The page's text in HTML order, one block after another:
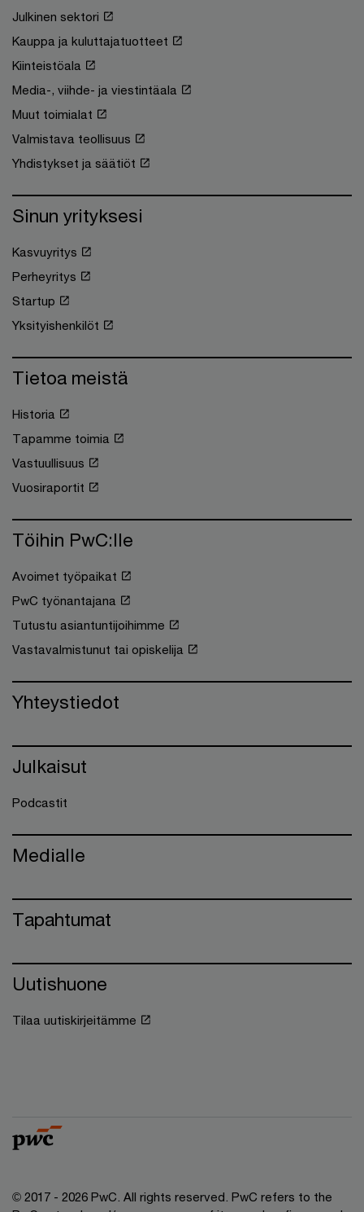
Julkinen sektori
Kauppa ja kuluttajatuotteet
Kiinteistöala
Media-, viihde- ja viestintäala
Muut toimialat
Valmistava teollisuus
Yhdistykset ja säätiöt
Sinun yrityksesi
Kasvuyritys
Perheyritys
Startup
Yksityishenkilöt
Tietoa meistä
Historia
Tapamme toimia
Vastuullisuus
Vuosiraportit
Töihin PwC:lle
Avoimet työpaikat
PwC työnantajana
Tutustu asiantuntijoihimme
Vastavalmistunut tai opiskelija
Yhteystiedot
Julkaisut
Podcastit
Medialle
Tapahtumat
Uutishuone
Tilaa uutiskirjeitämme
© 2017 - 2026 PwC. All rights reserved. PwC refers to the